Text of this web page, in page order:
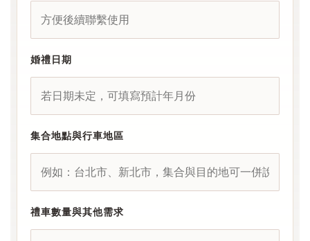
婚禮日期
集合地點與行車地區
禮車數量與其他需求